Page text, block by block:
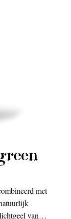
met
van